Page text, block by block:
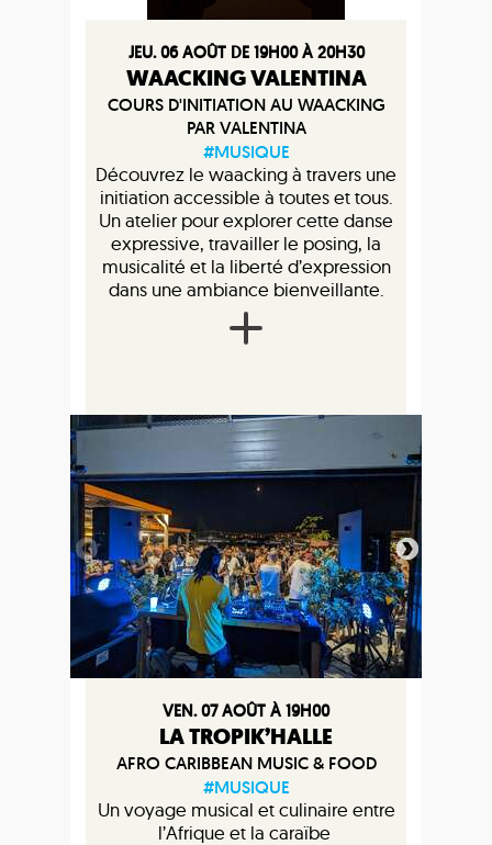
JEU. 06 AOÛT DE 19H00 À 20H30
WAACKING VALENTINA
COURS D'INITIATION AU WAACKING
PAR VALENTINA
#MUSIQUE
Découvrez le waacking à travers une
initiation accessible à toutes et tous.
Un atelier pour explorer cette danse
expressive, travailler le posing, la
musicalité et la liberté d’expression
dans une ambiance bienveillante.
VEN. 07 AOÛT À 19H00
LA TROPIK’HALLE
AFRO CARIBBEAN MUSIC & FOOD
#MUSIQUE
Un voyage musical et culinaire entre
l’Afrique et la caraïbe